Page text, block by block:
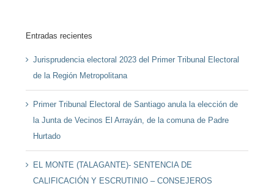
Entradas recientes
Jurisprudencia electoral 2023 del Primer Tribunal Electoral
de la Región Metropolitana
Primer Tribunal Electoral de Santiago anula la elección de
la Junta de Vecinos El Arrayán, de la comuna de Padre
Hurtado
EL MONTE (TALAGANTE)- SENTENCIA DE
CALIFICACIÓN Y ESCRUTINIO – CONSEJEROS